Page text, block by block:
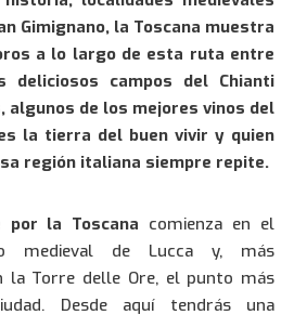
Gimignano, la Toscana muestra
a lo largo de esta ruta entre
deliciosos campos del Chianti
algunos de los mejores vinos del
la tierra del buen vivir y quien
región italiana siempre repite.
por la Toscana comienza en el
medieval de Lucca y, más
la Torre delle Ore, el punto más
Desde aquí tendrás una